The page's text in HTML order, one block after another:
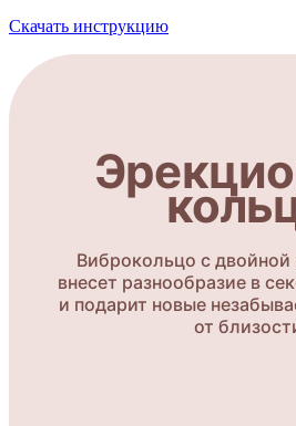
Скачать инструкцию
Виброкольцо с двойной
внесет разнообразие в
и подарит новые
от